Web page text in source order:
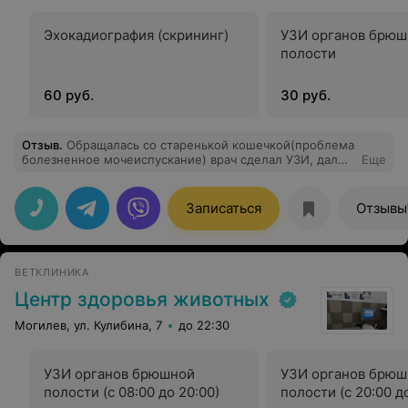
Эхокадиография (скрининг)
60 руб.
УЗИ органов брюшной
полости
30 руб.
Отзыв. Обращалась со старенькой кошечкой(проблема
болезненное мочеиспускание) врач сделал УЗИ, дал
квалифицированным врачам,чуткое отношение к
животным и людям. Всем здоровья и удачи.
Еще
Записаться Отзывы
ВЕТКЛИНИКА
Центр здоровья животных
Могилев, ул. Кулибина, 7 до 22:30
УЗИ органов брюшной
полости (с 08:00 до 20:00)
УЗИ органов
полости (с 20:00